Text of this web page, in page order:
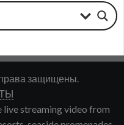
защищены.
live streaming video from